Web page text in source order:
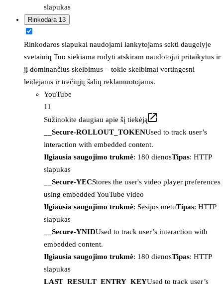
slapukas
Rinkodara 13
Rinkodaros slapukai naudojami lankytojams sekti daugelyje
svetainių Tuo siekiama rodyti atskiram naudotojui pritaikytus ir
jį dominančius skelbimus – tokie skelbimai vertingesni
leidėjams ir trečiųjų šalių reklamuotojams.
YouTube
11
Sužinokite daugiau apie šį tiekėją
__Secure-ROLLOUT_TOKENUsed to track user’s
interaction with embedded content.
Ilgiausia saugojimo trukmė: 180 dienosTipas: HTTP
slapukas
__Secure-YECStores the user's video player preferences
using embedded YouTube video
Ilgiausia saugojimo trukmė: Sesijos metuTipas: HTTP
slapukas
__Secure-YNIDUsed to track user’s interaction with
embedded content.
Ilgiausia saugojimo trukmė: 180 dienosTipas: HTTP
slapukas
LAST_RESULT_ENTRY_KEYUsed to track user’s